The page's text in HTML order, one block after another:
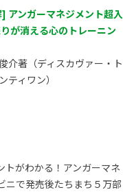
アンガーマネジメント超入
が消える心のトレーニン
介著（ディスカヴァー・ト
ティワン）
トがわかる！アンガーマネ
ニで発売後たちまち５万部